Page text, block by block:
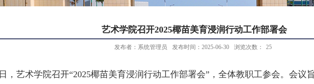
艺术学院召开2025椰苗美育浸润行动工作部署会
发布者：系统管理员 发布时间：2025-06-30 浏览次数： 25
日，艺术学院召开“2025椰苗美育浸润行动工作部署会”，全体教职工参会。会议